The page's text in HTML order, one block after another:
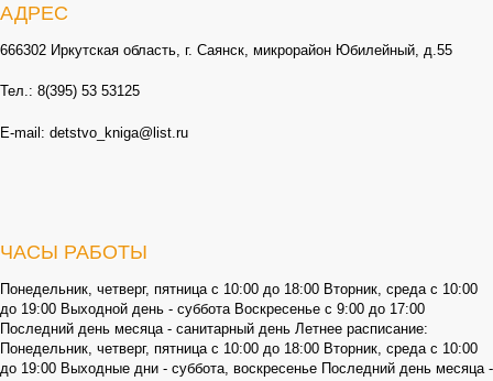
АДРЕС
666302 Иркутская область, г. Саянск, микрорайон Юбилейный, д.55
Тел.: 8(395) 53 53125
E-mail: detstvo_kniga@list.ru
ЧАСЫ РАБОТЫ
Понедельник, четверг, пятница с 10:00 до 18:00 Вторник, среда с 10:00
до 19:00 Выходной день - суббота Воскресенье с 9:00 до 17:00
Последний день месяца - санитарный день Летнее расписание:
Понедельник, четверг, пятница с 10:00 до 18:00 Вторник, среда с 10:00
до 19:00 Выходные дни - суббота, воскресенье Последний день месяца -